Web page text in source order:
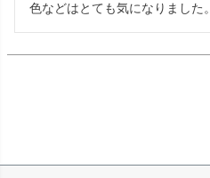
色などはとても気になりました